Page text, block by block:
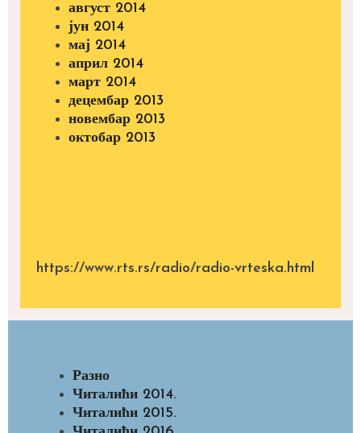
август 2014
јун 2014
мај 2014
април 2014
март 2014
децембар 2013
новембар 2013
октобар 2013
https://www.rts.rs/radio/radio-vrteska.html
Разно
Читалићи 2014.
Читалићи 2015.